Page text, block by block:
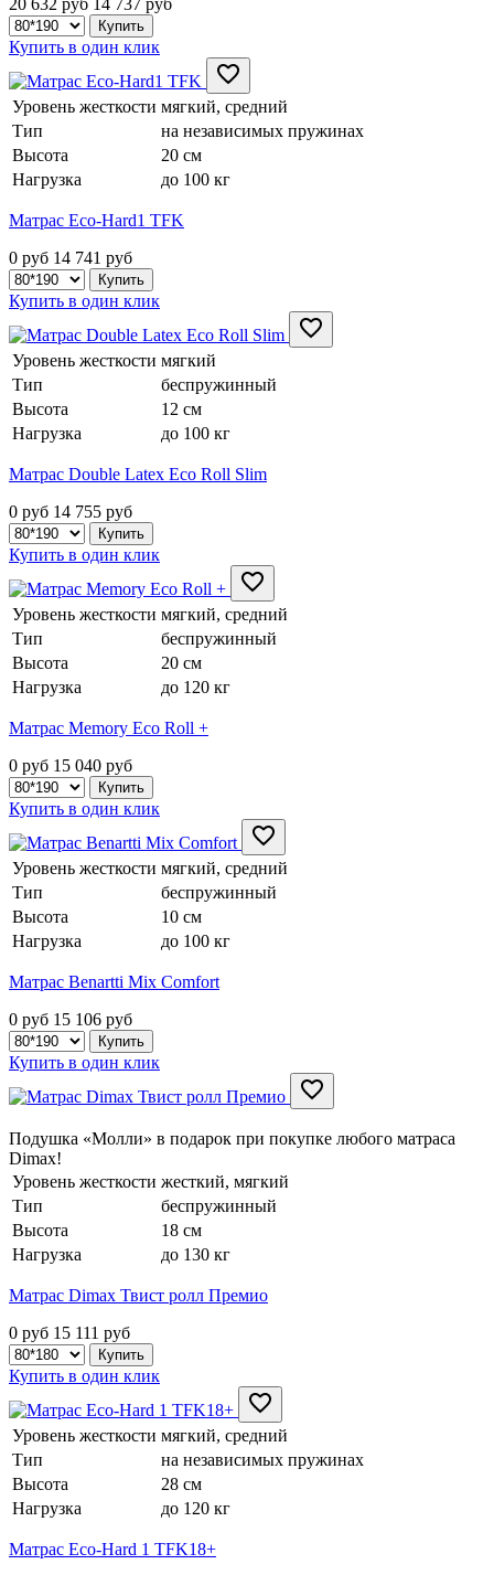
Купить в один клик
Уровень жесткости мягкий, средний
Тип
на независимых пружинах
Высота
20 см
Нагрузка
до 100 кг
Матрас Eco-Hard1 TFK
0 руб 14 741 руб
Купить в один клик
Уровень жесткости мягкий
Тип
беспружинный
Высота
12 см
Нагрузка
до 100 кг
Матрас Double Latex Eco Roll Slim
0 руб 14 755 руб
Купить в один клик
Уровень жесткости мягкий, средний
Тип
беспружинный
Высота
20 см
Нагрузка
до 120 кг
Матрас Memory Eco Roll +
0 руб 15 040 руб
Купить в один клик
Уровень жесткости мягкий, средний
Тип
беспружинный
Высота
10 см
Нагрузка
до 100 кг
Матрас Benartti Mix Comfort
0 руб 15 106 руб
Купить в один клик
Подушка «Молли» в подарок при покупке любого матраса
Dimax!
Уровень жесткости жесткий, мягкий
Тип
беспружинный
Высота
18 см
Нагрузка
до 130 кг
Матрас Dimax Твист ролл Премио
0 руб 15 111 руб
Купить в один клик
Уровень жесткости мягкий, средний
Тип
на независимых пружинах
Высота
28 см
Нагрузка
до 120 кг
Матрас Eco-Hard 1 TFK18+